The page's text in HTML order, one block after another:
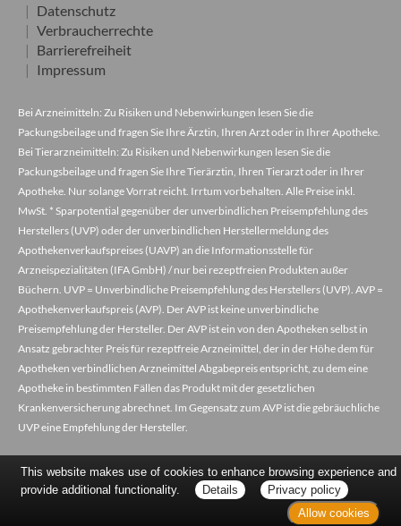
Datenschutz
Verbraucherrechte
Barrierefreiheit
Impressum
Bei Arzneimitteln: Zu Risiken und Nebenwirkungen lesen Sie die
Packungsbeilage und fragen Sie Ihre Ärztin, Ihren Arzt oder in Ihrer Apotheke.
Bei Tierarzneimitteln: Zu Risiken und Nebenwirkungen lesen Sie die
Packungsbeilage und fragen Sie Ihre Tierärztin, Ihren Tierarzt oder in Ihrer
Apotheke. Nur solange Vorrat reicht. Irrtum vorbehalten. Alle Preise inkl.
MwSt. * Sparpotential gegenüber der unverbindlichen Preisempfehlung des
Herstellers (UVP) oder der unverbindlichen Herstellermeldung des
Apothekenverkaufspreises (UAVP) an die Informationsstelle für
Arzneispezialitäten (IFA GmbH) / nur bei rezeptfreien Produkten außer
Büchern. UVP = Unverbindliche Preisempfehlung des Herstellers (UVP). AVP =
Apothekenverkaufspreis (AVP). Der AVP ist keine unverbindliche
Preisempfehlung der Hersteller. Der AVP ist ein von den Apotheken selbst in
Ansatz gebrachter Preis für rezeptfreie Arzneimittel, der in der Höhe dem für
Apotheken verbindlichen Arzneimittel Abgabepreis entspricht, zu dem eine
Apotheke in bestimmten Fällen das Produkt mit der gesetzlichen
Krankenversicherung abrechnet. Im Gegensatz zum AVP ist die gebräuchliche
UVP eine Empfehlung der Hersteller.
This website makes use of cookies to enhance browsing experience and
provide additional functionality.
Details
Privacy policy
Allow cookies